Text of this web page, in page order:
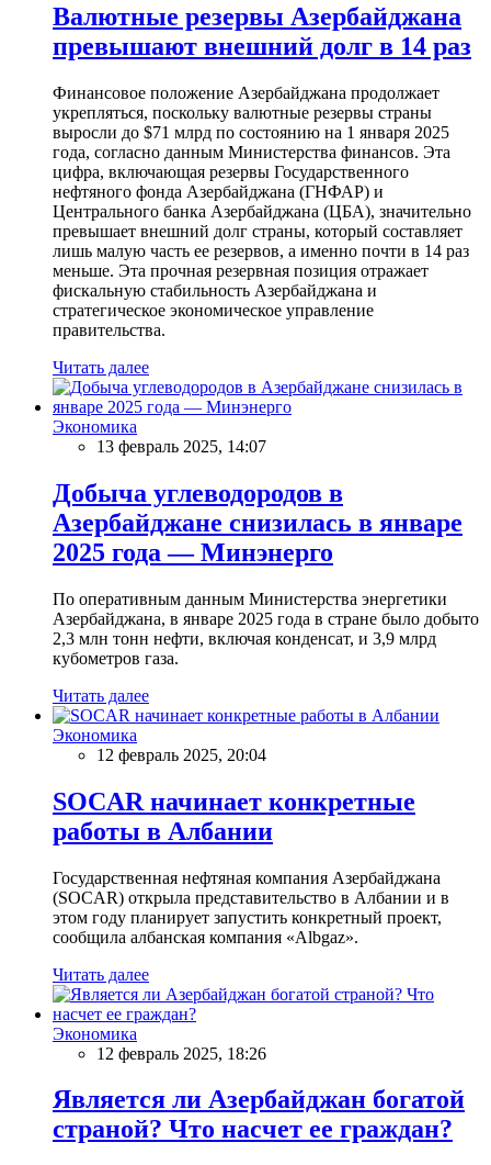
Валютные резервы Азербайджана
превышают внешний долг в 14 раз
Финансовое положение Азербайджана продолжает
укрепляться, поскольку валютные резервы страны
выросли до $71 млрд по состоянию на 1 января 2025
года, согласно данным Министерства финансов. Эта
цифра, включающая резервы Государственного
нефтяного фонда Азербайджана (ГНФАР) и
Центрального банка Азербайджана (ЦБА), значительно
превышает внешний долг страны, который составляет
лишь малую часть ее резервов, а именно почти в 14 раз
меньше. Эта прочная резервная позиция отражает
фискальную стабильность Азербайджана и
стратегическое экономическое управление
правительства.
Читать далее
Экономика
13 февраль 2025, 14:07
Добыча углеводородов в
Азербайджане снизилась в январе
2025 года — Минэнерго
По оперативным данным Министерства энергетики
Азербайджана, в январе 2025 года в стране было добыто
2,3 млн тонн нефти, включая конденсат, и 3,9 млрд
кубометров газа.
Читать далее
Экономика
12 февраль 2025, 20:04
SOCAR начинает конкретные
работы в Албании
Государственная нефтяная компания Азербайджана
(SOCAR) открыла представительство в Албании и в
этом году планирует запустить конкретный проект,
сообщила албанская компания «Albgaz».
Читать далее
Экономика
12 февраль 2025, 18:26
Является ли Азербайджан богатой
страной? Что насчет ее граждан?